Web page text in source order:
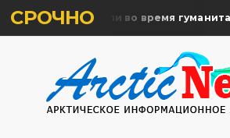
СРОЧНО
жертв почтили во время